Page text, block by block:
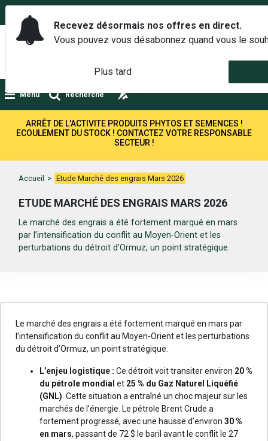
Service client 6j/7 de 7h à 21h au
Menu Recherche
ARRÊT DE L'ACTIVITE PRODUITS PHYTOS ET SEMENCES !
ECOULEMENT DU STOCK ! CONTACTEZ VOTRE RESPONSABLE
SECTEUR !
Accueil > Etude Marché des engrais Mars 2026
ETUDE MARCHÉ DES ENGRAIS MARS 2026
Le marché des engrais a été fortement marqué en mars
par l’intensification du conflit au Moyen-Orient et les
perturbations du détroit d’Ormuz, un point stratégique.
Le marché des engrais a été fortement marqué en mars par
l’intensification du conflit au Moyen-Orient et les perturbations
du détroit d’Ormuz, un point stratégique.
L’enjeu logistique : Ce détroit voit transiter environ 20 %
du pétrole mondial et 25 % du Gaz Naturel Liquéfié
(GNL) . Cette situation a entraîné un choc majeur sur les
marchés de l’énergie. Le pétrole Brent Crude a
fortement progressé, avec une hausse d’environ 30 %
en mars, passant de 72 $ le baril avant le conflit le 27
Recevez désormais nos offres en direct.
Vous pouvez vous désabonnez quand vous le
Plus tard